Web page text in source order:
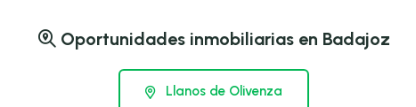
Oportunidades inmobiliarias en Badajoz
Llanos de Olivenza